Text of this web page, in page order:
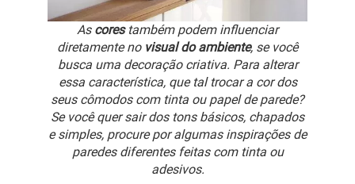
As corestambém podem influenciar
diretamente novisual do ambiente, se você
busca uma decoração criativa. Para alterar
essa característica, que tal trocar a cor dos
seus cômodos com tinta ou papel de parede?
Se você quer sair dos tons básicos, chapados
e simples, procure por algumas inspirações de
paredes diferentes feitas com tinta ou
adesivos.